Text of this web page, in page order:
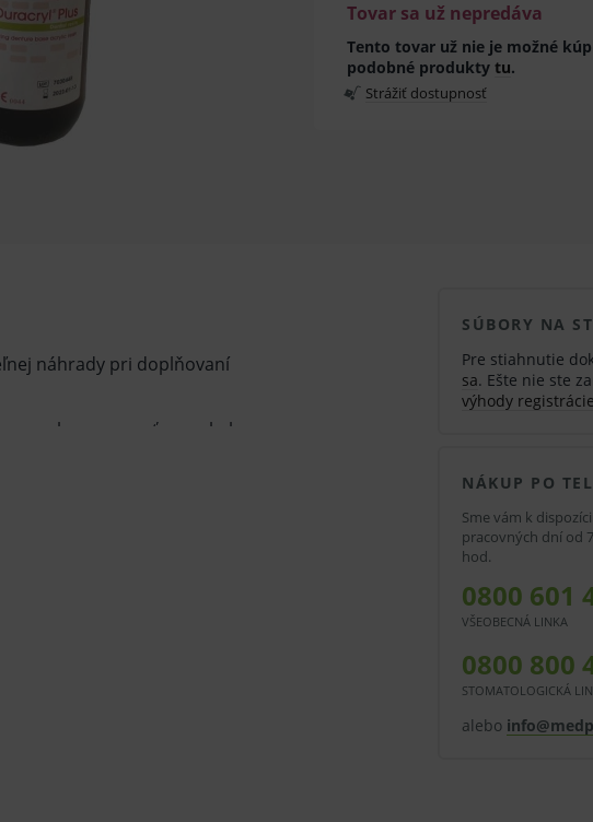
Tovar sa už nepredáva
Tento tovar už nie je možné
podobné produkty tu.
Strážiť dostupnosť
náhrady pri doplňovaní
vysokou pevnosťou v ohybe,
vode a dobrou absorbciou
PLUS.
in vitro a jeho použitie môže
SÚBORY NA
Pre stiahnutie
sa. Ešte nie ste
výhody registrácie
NÁKUP PO
Sme vám k
pracovných dní od
hod.
0800 601
VŠEOBECNÁ LINKA
0800 800
STOMATOLOGICKÁ
alebo